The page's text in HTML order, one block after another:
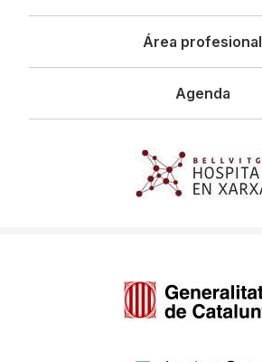
Área profesional
Agenda